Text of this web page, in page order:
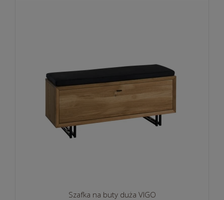
Szafka na buty duża VIGO